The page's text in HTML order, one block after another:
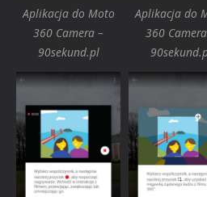
Aplikacja do Moto
360 Camera –
90sekund.pl
Aplikacja do
360